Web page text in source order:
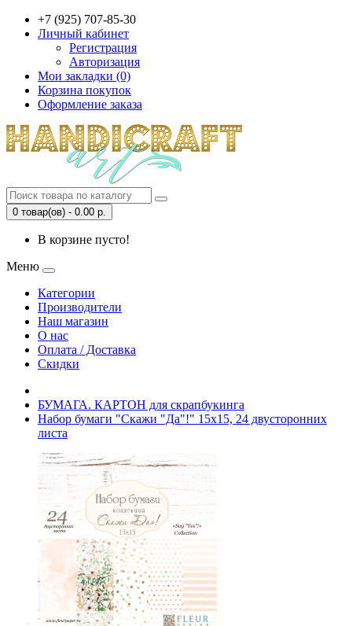
+7 (925) 707-85-30
Личный кабинет
Регистрация
Авторизация
Мои закладки (0)
Корзина покупок
Оформление заказа
0 товар(ов) - 0.00 р.
В корзине пусто!
Меню
Категории
Производители
Наш магазин
О нас
Оплата / Доставка
Скидки
БУМАГА. КАРТОН для скрапбукинга
Набор бумаги "Скажи "Да"!" 15х15, 24 двусторонних
листа